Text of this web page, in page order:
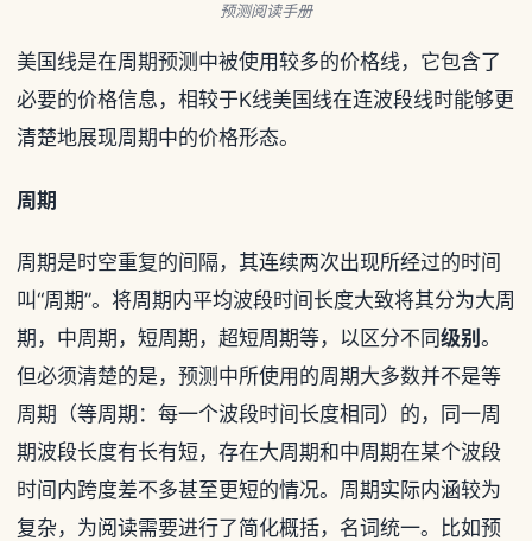
预测阅读手册
美国线是在周期预测中被使用较多的价格线，它包含了
必要的价格信息，相较于K线美国线在连波段线时能够更
清楚地展现周期中的价格形态。
周期
周期是时空重复的间隔，其连续两次出现所经过的时间
叫“周期”。将周期内平均波段时间长度大致将其分为大周
期，中周期，短周期，超短周期等，以区分不同级别 。
但必须清楚的是，预测中所使用的周期大多数并不是等
周期（等周期：每一个波段时间长度相同）的，同一周
期波段长度有长有短，存在大周期和中周期在某个波段
时间内跨度差不多甚至更短的情况。周期实际内涵较为
复杂，为阅读需要进行了简化概括，名词统一。比如预